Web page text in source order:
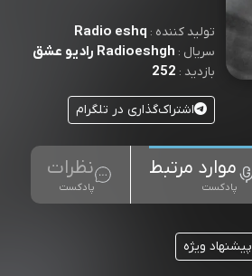
تولید کننده : Radio eshq
سریال : Radioeshgh رادیو عشق
بازدید : 252
اشتراک‌گذاری در تلگرام
موارد مرتبط
پادکست
نظرات
پادکست
پیشنهاد ویژه